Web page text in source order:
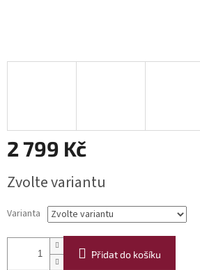
2 799 Kč
cena:
Zvolte variantu
Varianta
Přidat do košíku